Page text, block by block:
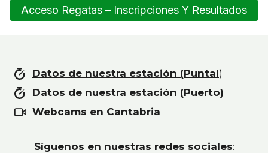
Acceso Regatas – Inscripciones Y Resultados
Datos de nuestra estación (Puntal)
Datos de nuestra estación (Puerto)
Webcams en Cantabria
Síguenos en nuestras redes sociales: